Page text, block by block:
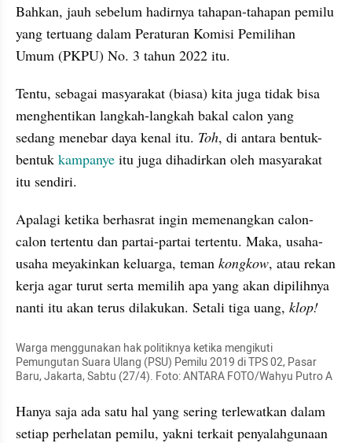
Bahkan, jauh sebelum hadirnya tahapan-tahapan pemilu
yang tertuang dalam Peraturan Komisi Pemilihan
Umum (PKPU) No. 3 tahun 2022 itu.
Tentu, sebagai masyarakat (biasa) kita juga tidak bisa
menghentikan langkah-langkah bakal calon yang
sedang menebar daya kenal itu. Toh, di antara bentuk-
bentuk kampanye itu juga dihadirkan oleh masyarakat
itu sendiri.
Apalagi ketika berhasrat ingin memenangkan calon-
calon tertentu dan partai-partai tertentu. Maka, usaha-
usaha meyakinkan keluarga, teman kongkow, atau rekan
kerja agar turut serta memilih apa yang akan dipilihnya
nanti itu akan terus dilakukan. Setali tiga uang, klop!
Warga menggunakan hak politiknya ketika mengikuti
Pemungutan Suara Ulang (PSU) Pemilu 2019 di TPS 02, Pasar
Baru, Jakarta, Sabtu (27/4). Foto: ANTARA FOTO/Wahyu Putro A
Hanya saja ada satu hal yang sering terlewatkan dalam